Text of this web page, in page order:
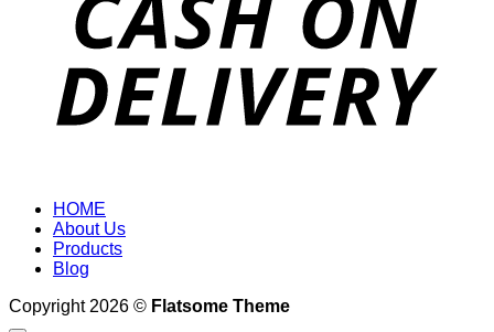
HOME
About Us
Products
Blog
Copyright 2026 © Flatsome Theme